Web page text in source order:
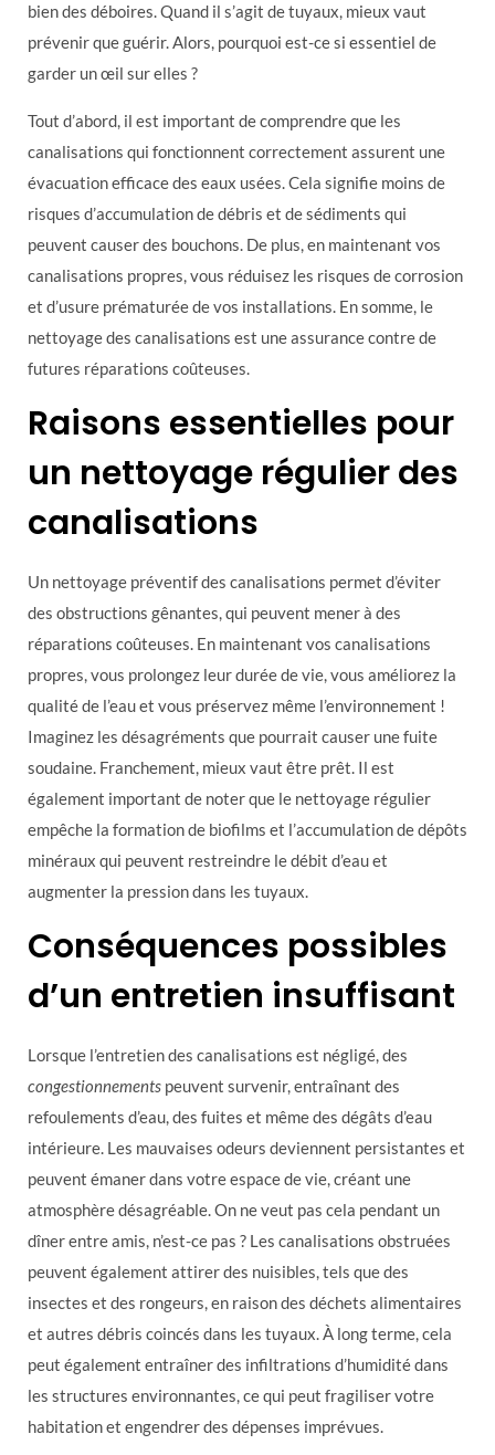
bien des déboires. Quand il s’agit de tuyaux, mieux vaut
prévenir que guérir. Alors, pourquoi est-ce si essentiel de
garder un œil sur elles ?
Tout d’abord, il est important de comprendre que les
canalisations qui fonctionnent correctement assurent une
évacuation efficace des eaux usées. Cela signifie moins de
risques d’accumulation de débris et de sédiments qui
peuvent causer des bouchons. De plus, en maintenant vos
canalisations propres, vous réduisez les risques de corrosion
et d’usure prématurée de vos installations. En somme, le
nettoyage des canalisations est une assurance contre de
futures réparations coûteuses.
Raisons essentielles pour
un nettoyage régulier des
canalisations
Un nettoyage préventif des canalisations permet d’éviter
des obstructions gênantes, qui peuvent mener à des
réparations coûteuses. En maintenant vos canalisations
propres, vous prolongez leur durée de vie, vous améliorez la
qualité de l’eau et vous préservez même l’environnement !
Imaginez les désagréments que pourrait causer une fuite
soudaine. Franchement, mieux vaut être prêt. Il est
également important de noter que le nettoyage régulier
empêche la formation de biofilms et l’accumulation de dépôts
minéraux qui peuvent restreindre le débit d’eau et
augmenter la pression dans les tuyaux.
Conséquences possibles
d’un entretien insuffisant
Lorsque l’entretien des canalisations est négligé, des
congestionnements peuvent survenir, entraînant des
refoulements d’eau, des fuites et même des dégâts d’eau
intérieure. Les mauvaises odeurs deviennent persistantes et
peuvent émaner dans votre espace de vie, créant une
atmosphère désagréable. On ne veut pas cela pendant un
dîner entre amis, n’est-ce pas ? Les canalisations obstruées
peuvent également attirer des nuisibles, tels que des
insectes et des rongeurs, en raison des déchets alimentaires
et autres débris coincés dans les tuyaux. À long terme, cela
peut également entraîner des infiltrations d’humidité dans
les structures environnantes, ce qui peut fragiliser votre
habitation et engendrer des dépenses imprévues.